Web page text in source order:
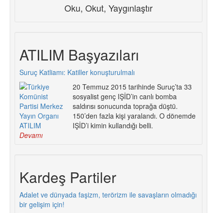
Oku, Okut, Yaygınlaştır
ATILIM Başyazıları
Suruç Katliamı: Katiller konuşturulmalı
20 Temmuz 2015 tarihinde Suruç’ta 33
sosyalist genç IŞİD’in canlı bomba
saldırısı sonucunda toprağa düştü.
150’den fazla kişi yaralandı. O dönemde
IŞİD’i kimin kullandığı belli.
Devamı
Kardeş Partiler
Adalet ve dünyada faşizm, terörizm ile savaşların olmadığı
bir gelişim için!